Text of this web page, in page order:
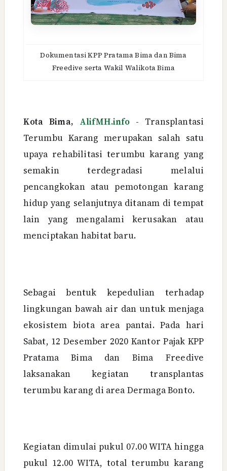
Dokumentasi KPP Pratama Bima dan Bima
Freedive serta Wakil Walikota Bima
Kota Bima, AlifMH.info - Transplantasi
Terumbu Karang merupakan salah satu
upaya rehabilitasi terumbu karang yang
semakin terdegradasi melalui
pencangkokan atau pemotongan karang
hidup yang selanjutnya ditanam di tempat
lain yang mengalami kerusakan atau
menciptakan habitat baru.
Sebagai bentuk kepedulian terhadap
lingkungan bawah air dan untuk menjaga
ekosistem biota area pantai. Pada hari
Sabat, 12 Desember 2020 Kantor Pajak KPP
Pratama Bima dan Bima Freedive
laksanakan kegiatan transplantas
terumbu karang di area Dermaga Bonto.
Kegiatan dimulai pukul 07.00 WITA hingga
pukul 12.00 WITA, total terumbu karang